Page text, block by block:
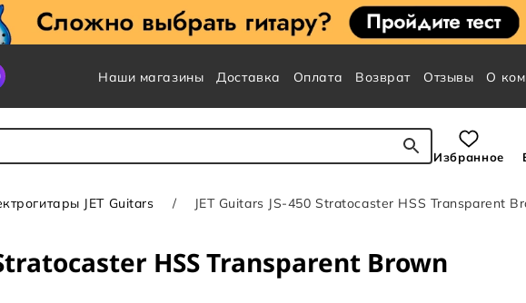
Наши магазины Доставка Оплата Возврат Отзывы О
Избранное
JET Guitars JET Guitars JS-450 Stratocaster HSS Transparent
HSS Transparent Brown